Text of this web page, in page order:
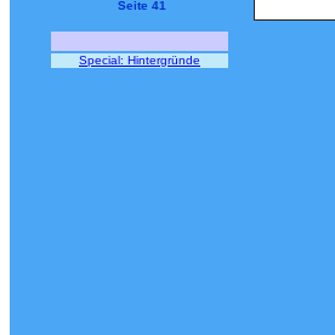
Seite 41
Special: Hintergründe